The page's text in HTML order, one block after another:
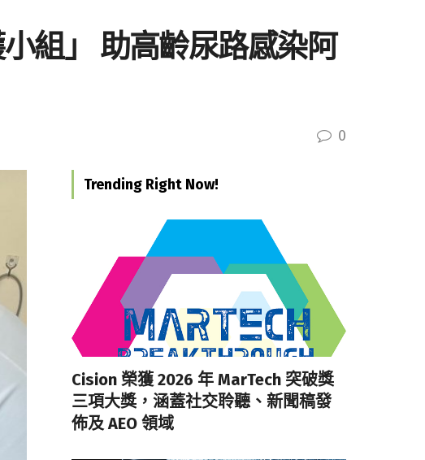
組」 助高齡尿路感染阿
0
Trending Right Now!
Cision 榮獲 2026 年 MarTech 突破獎
三項大獎，涵蓋社交聆聽、新聞稿發
佈及 AEO 領域